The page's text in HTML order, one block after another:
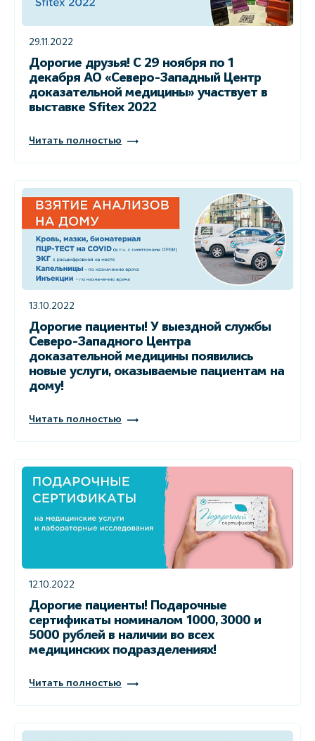
29.11.2022
Дорогие друзья! С 29 ноября по 1
декабря АО «Северо-Западный Центр
доказательной медицины» участвует в
выставке Sfitex 2022
Читать полностью
13.10.2022
Дорогие пациенты! У выездной службы
Северо-Западного Центра
доказательной медицины появились
новые услуги, оказываемые пациентам на
дому!
Читать полностью
12.10.2022
Дорогие пациенты! Подарочные
сертификаты номиналом 1000, 3000 и
5000 рублей в наличии во всех
медицинских подразделениях!
Читать полностью